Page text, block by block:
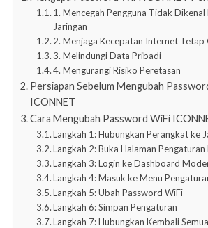
1. Mencegah Pengguna Tidak Dikenal
Jaringan
2. Menjaga Kecepatan Internet Tetap
3. Melindungi Data Pribadi
4. Mengurangi Risiko Peretasan
Persiapan Sebelum Mengubah
ICONNET
Cara Mengubah Password WiFi
Langkah 1: Hubungkan Perangkat ke
Langkah 2: Buka Halaman
Langkah 3: Login ke Dashboard
Langkah 4: Masuk ke Menu
Langkah 5: Ubah Password WiFi
Langkah 6: Simpan Pengaturan
Langkah 7: Hubungkan Kembali